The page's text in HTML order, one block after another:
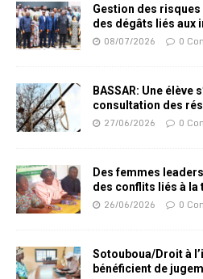
Gestion des
des dégâts liés aux
08/07/2026 0
BASSAR: Une élève
consultation des
27/06/2026 0
Des femmes
des conflits liés à la
26/06/2026 0
Sotouboua/Droit à
bénéficient de